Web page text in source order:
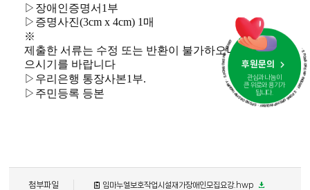
▷ 장애인증명서 1 부
▷ 증명사진(3cm x 4cm) 1 매
※
제출한 서류는 수정 또는 반환이 불가하오니 착오 없
으시기를 바랍니다
▷ 우리은행 통장사본1 부.
▷ 주민등록 등본
첨부파일 임마누엘보호작업시설재가장애인모집요강.hwp
· SPONSORSHIP INQUIRY · SPONSORSHIP INQUIRY · SPONSORSHIP
후원문의
관심과 나눔이
큰 위로와 용기가
됩니다.